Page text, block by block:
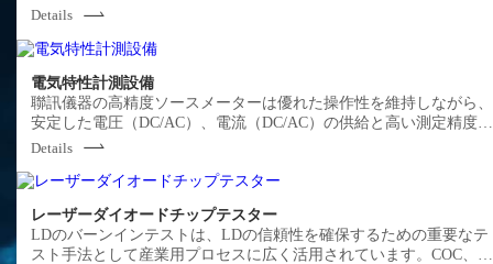
える重要な役割を果たしています。聯訊儀器の光通信関連設備は光
に使用されるサンプリングオシロスコープ、BERメーター、波長測
ットにコミットしたトータルソリューションをご提供します。
Details
電気特性計測設備
聯訊儀器の高精度ソースメーターは優れた操作性を維持しながら、
安定した電圧（DC/AC）、電流（DC/AC）の供給と高い測定精度を
実現した電子負荷装置で、産業用や研究開発用として幅広く製品を
Details
レーザーダイオードチップテスター
LDのバーンインテストは、LDの信頼性を確保するための重要なテ
スト手法として産業用プロセスに広く活用されています。COC、